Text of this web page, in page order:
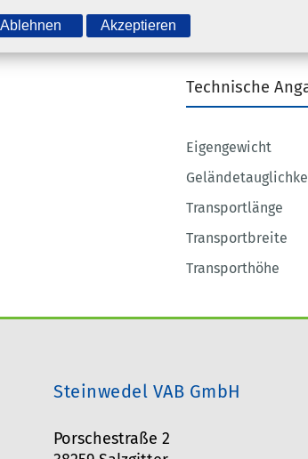
E-Mail-Adresse
Technische
Eigengewicht
Transportlänge
Transportbreite
Transporthöhe
Steinwedel VAB GmbH
Porschestraße 2
Ablehnen Akzeptieren